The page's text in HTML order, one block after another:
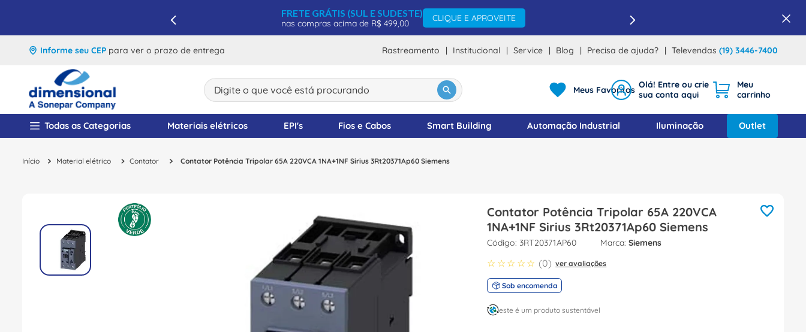
FRETE GRÁTIS (SUL E SUDESTE)
nas compras acima de R$ 499,00
CLIQUE E APROVEITE
Informe seu CEP para ver o prazo de entrega Rastreamento Institucional Service Blog Precisa de ajuda? Televendas (19) 3446-7400
Digite o que você está procurando
Meus Favoritos
Todas as Categorias Materiais elétricos EPI's Fios e Cabos Smart Building Automação Industrial Iluminação Outlet
Material elétrico Contator Contator Potência Tripolar 65A 220VCA 1NA+1NF Sirius 3Rt20371Ap60 Siemens
Contator Potência Tripolar 65A 220VCA
1NA+1NF Sirius 3Rt20371Ap60 Siemens
: 3RT20371AP60 Siemens
☆ ☆ ☆ ☆ ☆ (0) ver avaliações
Sob encomenda
este é um produto sustentável
1º disjuntor
2º cabo flexivel
caixa passagem